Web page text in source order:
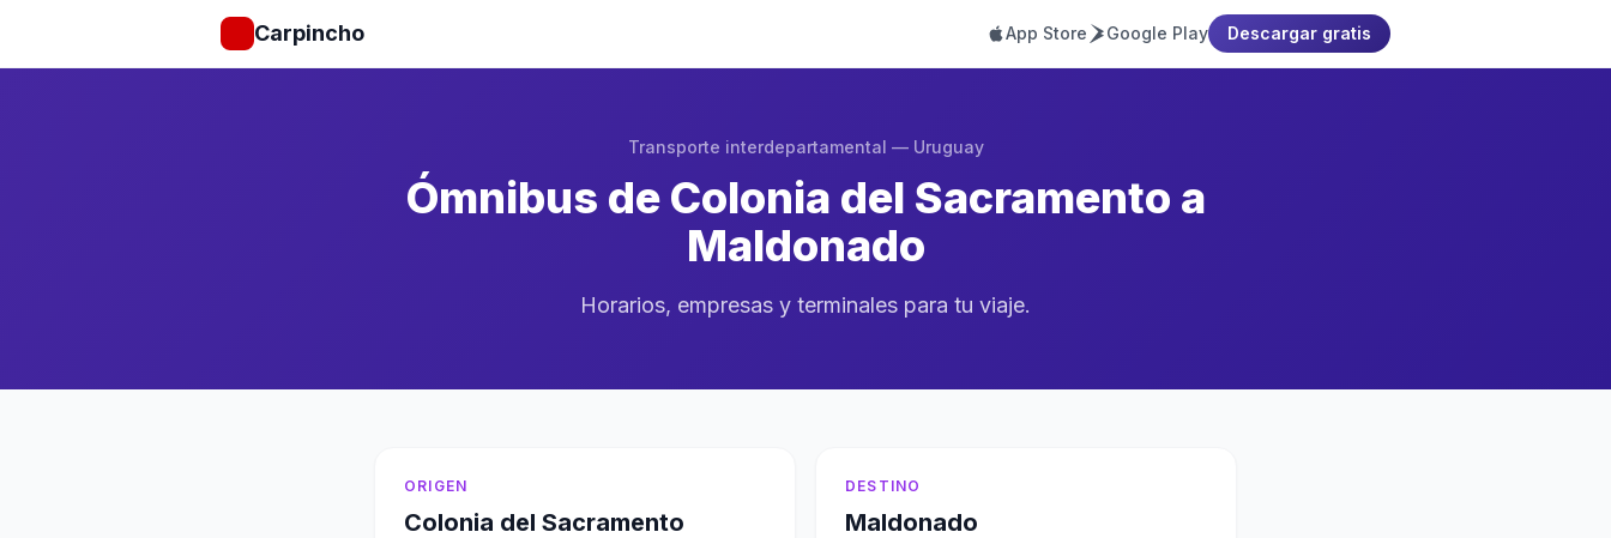
Carpincho App Store Google Play Descargar gratis
Transporte interdepartamental — Uruguay
Ómnibus de Colonia del Sacramento a
Maldonado
Horarios, empresas y terminales para tu viaje.
ORIGEN
Colonia del Sacramento
DESTINO
Maldonado